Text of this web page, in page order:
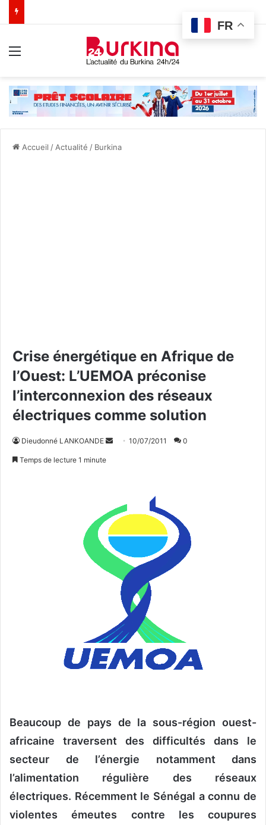
Accueil / Actualité / Burkina
Crise énergétique en Afrique de
l’Ouest: L’UEMOA préconise
l’interconnexion des réseaux
électriques comme solution
Dieudonné LANKOANDE
e
r
n
r
i
e
l
10/07/2011 0
Temps de lecture 1 minute
Beaucoup de pays de la sous-région ouest-
africaine traversent des difficultés dans le
secteur de l’énergie notamment dans
l’alimentation régulière des réseaux
électriques. Récemment le Sénégal a connu de
violentes émeutes contre les coupures
FR